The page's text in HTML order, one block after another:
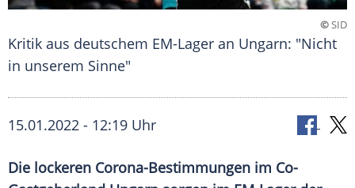
©SID
Kritik aus deutschem EM-Lager an Ungarn: "Nicht
in unserem Sinne"
15.01.2022 - 12:19 Uhr
Die lockeren Corona-Bestimmungen im Co-